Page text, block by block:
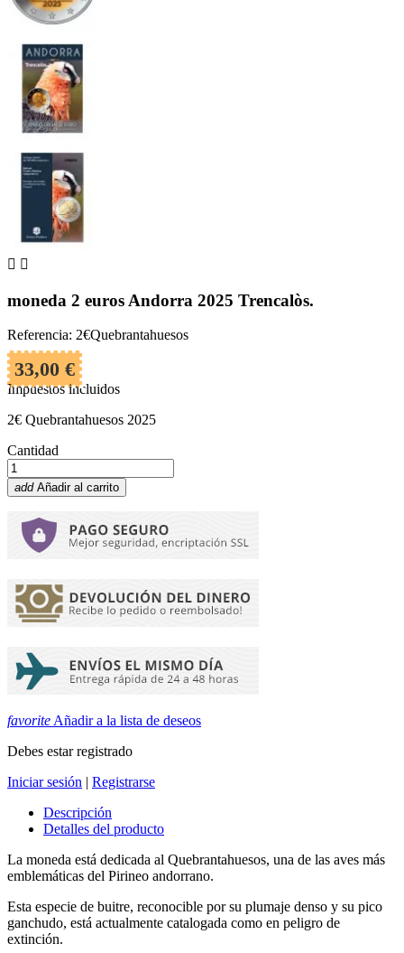
 
moneda 2 euros Andorra 2025 Trencalòs.
Referencia: 2€Quebrantahuesos
33,00 €
Impuestos incluidos
2€ Quebrantahuesos 2025
Cantidad
add Añadir al carrito
favorite Añadir a la lista de deseos
Debes estar registrado
Iniciar sesión | Registrarse
Descripción
Detalles del producto
La moneda está dedicada al Quebrantahuesos, una de las aves más
emblemáticas del Pirineo andorrano.
Esta especie de buitre, reconocible por su plumaje denso y su pico
ganchudo, está actualmente catalogada como en peligro de
extinción.